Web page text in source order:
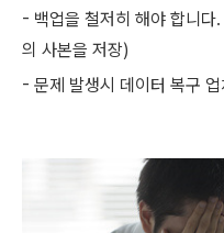
- 백업을 철저히 해야 합니다
의 사본을 저장)
- 문제 발생시 데이터 복구